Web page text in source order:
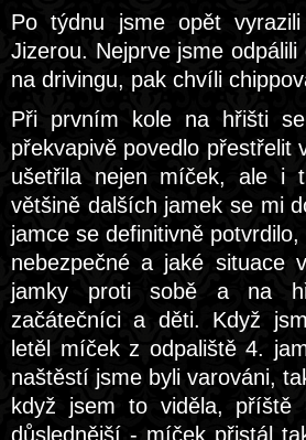
Po týdnu jsme opět
Jizerou. Nejprve jsme
na drivingu, pak chvíli
Při prvním kole na hřišti
překvapivě povedlo přestřelit
ušetřila nejen míček, ale i
většině dalších jamek se mi
jamce se definitivně
nebezpečné a jaké situace
jamky proti sobě a na
začátečníci a děti. Když
letěl míček z odpaliště 4.
naštěstí jsme byli varováni,
když jsem to viděla, příště
důslednější - míček přistál